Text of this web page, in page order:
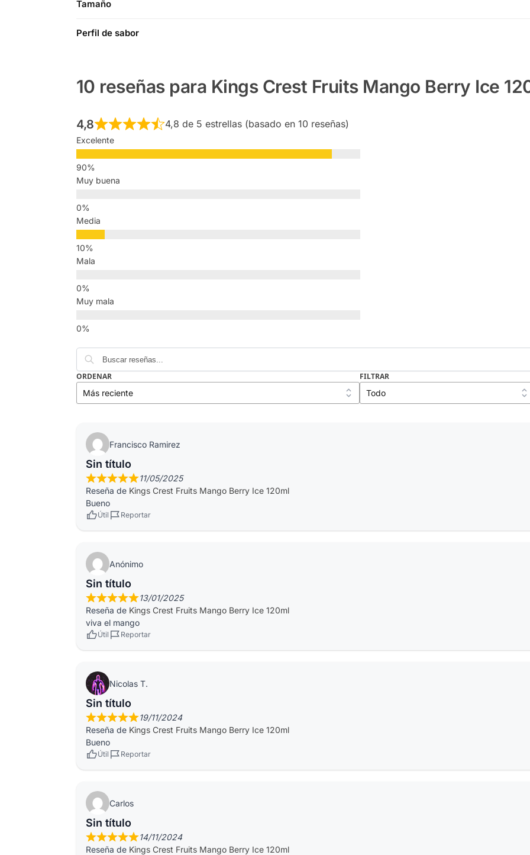
Tamaño
Perfil de sabor
10 reseñas para Kings Crest Fruits Mango Berry Ice
4,8 4,8 de 5 estrellas (basado en 10 reseñas)
Excelente
Muy buena
Media
Mala
Muy mala
ORDENAR FILTRAR
Francisco Ramirez
Sin título
11/05/2025
Reseña de Kings Crest Fruits Mango Berry Ice 120ml
Bueno
Útil Reportar
Anónimo
Sin título
13/01/2025
Reseña de Kings Crest Fruits Mango Berry Ice 120ml
viva el mango
Útil Reportar
Nicolas T.
Sin título
19/11/2024
Reseña de Kings Crest Fruits Mango Berry Ice 120ml
Bueno
Útil Reportar
Carlos
Sin título
14/11/2024
Reseña de Kings Crest Fruits Mango Berry Ice 120ml